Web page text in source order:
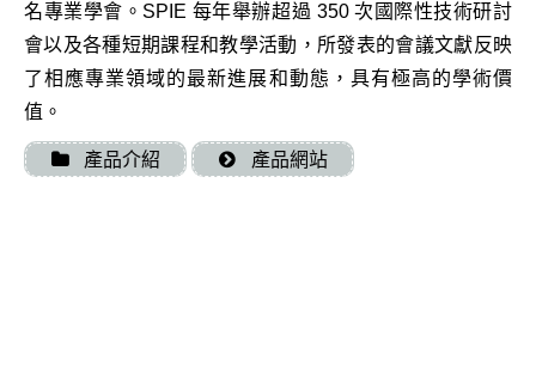
名專業學會。SPIE 每年舉辦超過 350 次國際性技術研討
會以及各種短期課程和教學活動，所發表的會議文獻反映
了相應專業領域的最新進展和動態，具有極高的學術價
值。
產品介紹 產品網站